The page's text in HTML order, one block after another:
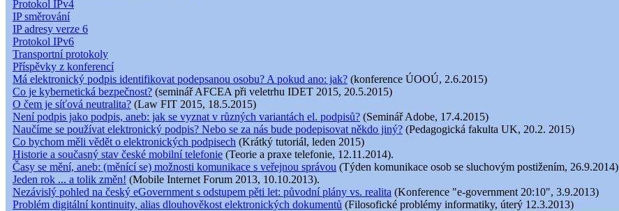
Protokol IPv4
IP směrování
IP adresy verze 6
Protokol IPv6
Transportní protokoly
Příspěvky z konferencí
Má elektronický podpis identifikovat podepsanou osobu? A pokud ano: jak? (konference ÚOOÚ, 2.6.2015)
Co je kybernetická bezpečnost? (seminář AFCEA při veletrhu IDET 2015, 20.5.2015)
O čem je síťová neutralita? (Law FIT 2015, 18.5.2015)
Není podpis jako podpis, aneb: jak se vyznat v různých variantách el. podpisů? (Seminář Adobe, 17.4.2015)
Naučíme se používat elektronický podpis? Nebo se za nás bude podepisovat někdo jiný? (Pedagogická fakulta UK, 20.2. 2015)
Co bychom měli vědět o elektronických podpisech (Krátký tutoriál, leden 2015)
Historie a současný stav české mobilní telefonie (Teorie a praxe telefonie, 12.11.2014).
Časy se mění, aneb: (měnící se) možnosti komunikace s veřejnou správou (Týden komunikace osob se sluchovým postižením, 26.9.2014)
Jeden rok ... a tolik změn! (Mobile Internet Forum 2013, 10.10.2013).
Nezávislý pohled na český eGovernment s odstupem pěti let: původní plány vs. realita (Konference "e-government 20:10", 3.9.2013)
Problém digitální kontinuity, alias dlouhověkost elektronických dokumentů (Filosofické problémy informatiky, úterý 12.3.2013)